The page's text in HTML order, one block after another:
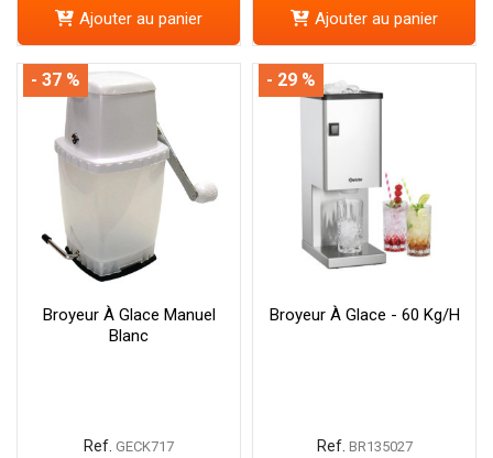
Ajouter au panier Ajouter au panier
Broyeur À Glace Manuel
Blanc
Ref. GECK717
- 37 %
Broyeur À Glace - 60 Kg/h
Ref. BR135027
- 29 %